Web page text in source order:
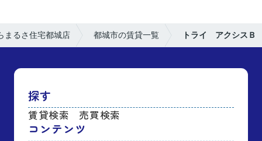
まるさ住宅都城店 都城市の賃貸一覧 トライ アクシスＢ
探す
賃貸検索 売買検索
コンテンツ